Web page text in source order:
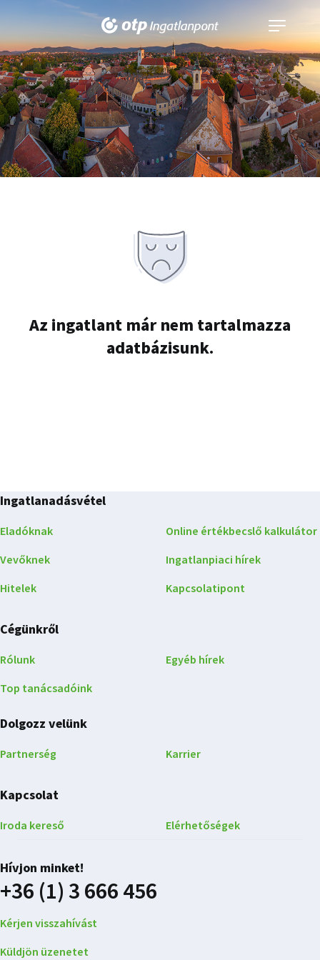
Navigáció
kinyitása
Az ingatlant már nem tartalmazza
adatbázisunk.
Ingatlanadásvétel
Eladóknak
Vevőknek
Hitelek
Online értékbecslő kalkulátor
Ingatlanpiaci hírek
Kapcsolatipont
Cégünkről
Rólunk
Top tanácsadóink
Egyéb hírek
Dolgozz velünk
Partnerség Karrier
Kapcsolat
Iroda kereső Elérhetőségek
Hívjon minket!
+36 (1) 3 666 456
Kérjen visszahívást
Küldjön üzenetet